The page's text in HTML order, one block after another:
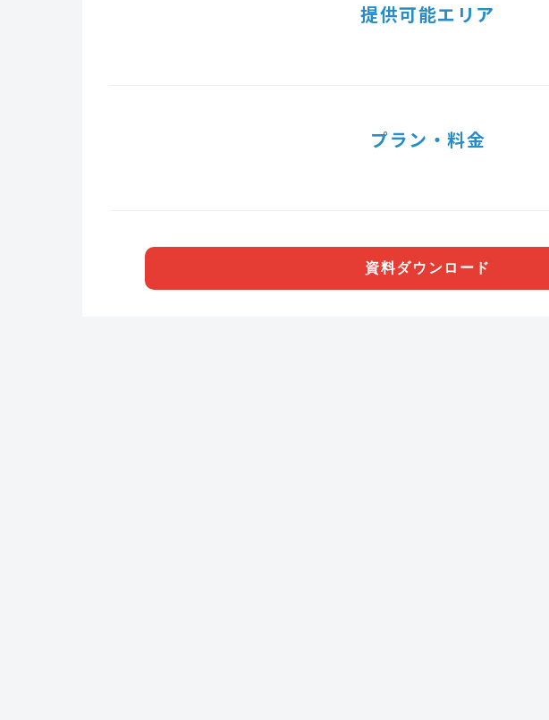
提供可能エリア
プラン・料金
資料ダウンロード